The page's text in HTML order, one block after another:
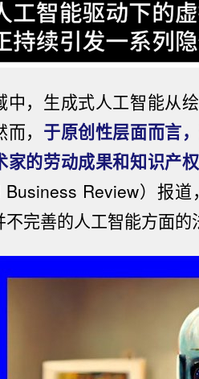
中，生成式人工智能从
， 于原创性层面而言
家的劳动成果和知识产
Business Review）报
完善的人工智能方面的